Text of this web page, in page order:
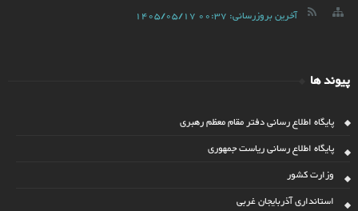
آخرین بروزرسانی: 1405/05/17 00:37
پیوند ها
پایگاه اطلاع رسانی دفتر مقام معظم رهبری
پایگاه اطلاع رسانی ریاست جمهوری
وزارت کشور
استانداری آذربایجان غربی